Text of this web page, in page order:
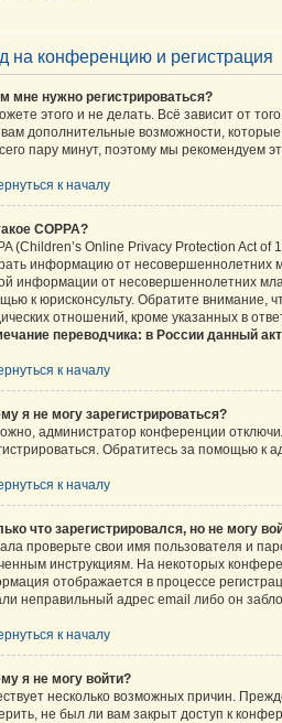
на конференцию и регистрация
мне нужно регистрироваться?
этого и не делать. Всё зависит от
дополнительные возможности,
пару минут, поэтому мы рекомендуем
к началу
COPPA?
(Children’s Online Privacy Protection Act
информацию от несовершеннолетних
информации от несовершеннолетних
к юрисконсульту. Обратите внимание,
отношений, кроме указанных в
переводчика: в России данный
к началу
я не могу зарегистрироваться?
администратор конференции
Обратитесь за помощью к
к началу
что зарегистрировался, но не могу
проверьте свои имя пользователя и
инструкциям. На некоторых
отображается в процессе
неправильный адрес email либо он
к началу
я не могу войти?
несколько возможных причин.
не был ли вам закрыт доступ к